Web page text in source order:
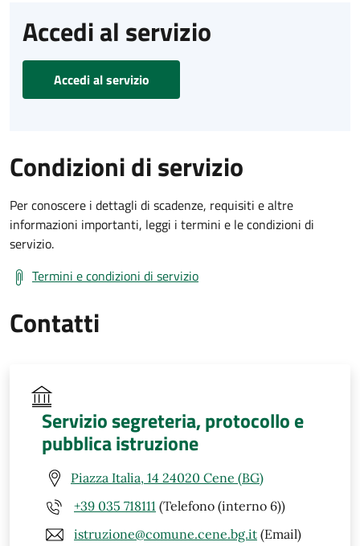
Accedi al servizio
Accedi al servizio
Condizioni di servizio
Per conoscere i dettagli di scadenze, requisiti e altre
informazioni importanti, leggi i termini e le condizioni di
servizio.
Termini e condizioni di servizio
Contatti
Servizio segreteria, protocollo e
pubblica istruzione
Piazza Italia, 14 24020 Cene (BG)
+39 035 718111 (Telefono (interno 6))
istruzione@comune.cene.bg.it (Email)